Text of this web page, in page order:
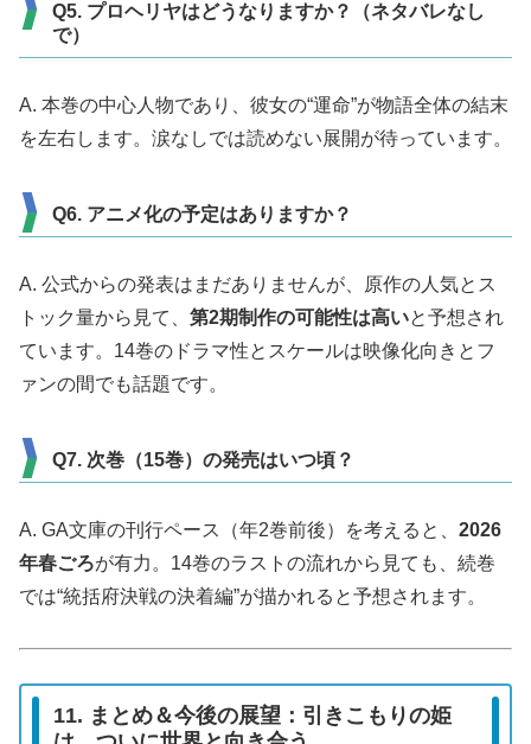
Q5. プロヘリヤはどうなりますか？（ネタバレなし
で）
A. 本巻の中心人物であり、彼女の“運命”が物語全体の結末
を左右します。涙なしでは読めない展開が待っています。
Q6. アニメ化の予定はありますか？
A. 公式からの発表はまだありませんが、原作の人気とス
トック量から見て、 第2期制作の可能性は高いと予想され
ています。14巻のドラマ性とスケールは映像化向きとフ
ァンの間でも話題です。
Q7. 次巻（15巻）の発売はいつ頃？
A. GA文庫の刊行ペース（年2巻前後）を考えると、 2026
年春ごろが有力。14巻のラストの流れから見ても、続巻
では“統括府決戦の決着編”が描かれると予想されます。
11. まとめ＆今後の展望：引きこもりの姫